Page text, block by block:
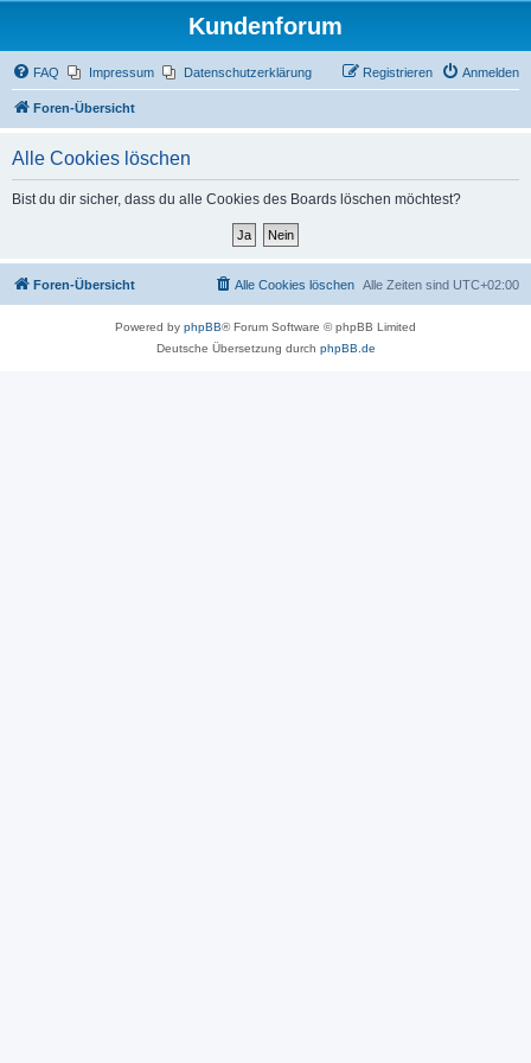
Kundenforum
FAQ Impressum Datenschutzerklärung Anmelden
Registrieren
Foren-Übersicht
Alle Cookies löschen
Bist du dir sicher, dass du alle Cookies des Boards löschen möchtest?
Foren-Übersicht Alle Zeiten sind UTC+02:00
Alle Cookies löschen
Powered by phpBB® Forum Software © phpBB Limited
Deutsche Übersetzung durch phpBB.de